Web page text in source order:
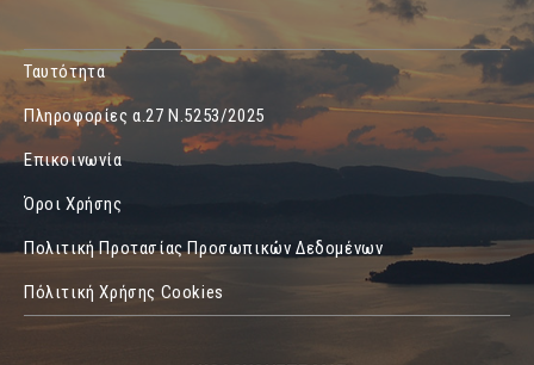
Ταυτότητα
Πληροφορίες α.27 Ν.5253/2025
Επικοινωνία
Όροι Χρήσης
Πολιτική Προτασίας Προσωπικών Δεδομένων
Πόλιτική Χρήσης Cookies